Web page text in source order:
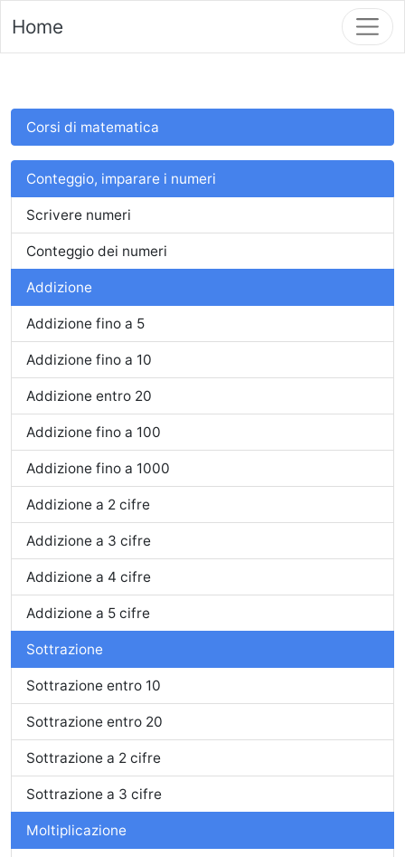
Home
Corsi di matematica
Conteggio, imparare i numeri
Scrivere numeri
Conteggio dei numeri
Addizione
Addizione fino a 5
Addizione fino a 10
Addizione entro 20
Addizione fino a 100
Addizione fino a 1000
Addizione a 2 cifre
Addizione a 3 cifre
Addizione a 4 cifre
Addizione a 5 cifre
Sottrazione
Sottrazione entro 10
Sottrazione entro 20
Sottrazione a 2 cifre
Sottrazione a 3 cifre
Moltiplicazione